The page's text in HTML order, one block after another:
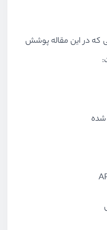
که در این مقاله پوشش